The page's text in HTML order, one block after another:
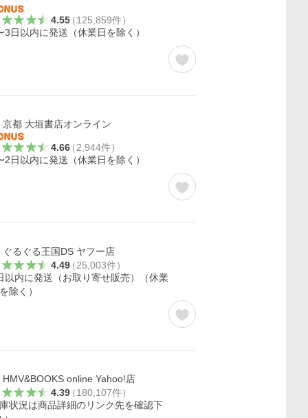
4.55（125,859件）
3日以内に発送（休業日を除く）
京都 大垣書店オンライン
4.66（2,944件）
2日以内に発送（休業日を除く）
ぐるぐる王国DS ヤフー店
4.49（25,003件）
以内に発送（お取り寄せ販売）（休業
除く）
HMV&BOOKS online Yahoo!店
4.39（180,107件）
状況は商品詳細のリンク先を確認下